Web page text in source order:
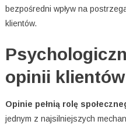
bezpośredni wpływ na
klientów.
opinii klientów
Opinie pełnią rolę
jednym z najsilniejszych